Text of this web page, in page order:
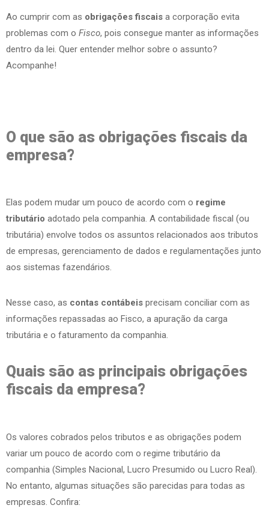
Ao cumprir com as obrigações fiscais a corporação evita
problemas com o Fisco, pois consegue manter as informações
dentro da lei. Quer entender melhor sobre o assunto?
Acompanhe!
O que são as obrigações fiscais da
empresa?
Elas podem mudar um pouco de acordo com o regime
tributário adotado pela companhia. A contabilidade fiscal (ou
tributária) envolve todos os assuntos relacionados aos tributos
de empresas, gerenciamento de dados e regulamentações junto
aos sistemas fazendários.
Nesse caso, as contas contábeis precisam conciliar com as
informações repassadas ao Fisco, a apuração da carga
tributária e o faturamento da companhia.
Quais são as principais obrigações
fiscais da empresa?
Os valores cobrados pelos tributos e as obrigações podem
variar um pouco de acordo com o regime tributário da
companhia (Simples Nacional, Lucro Presumido ou Lucro Real).
No entanto, algumas situações são parecidas para todas as
empresas. Confira: